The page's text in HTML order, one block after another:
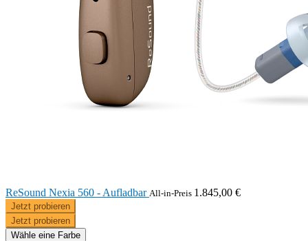
ReSound Nexia 560 - Aufladbar All-in-Preis 1.845,00 €
Jetzt probieren
Jetzt probieren
Wähle eine Farbe